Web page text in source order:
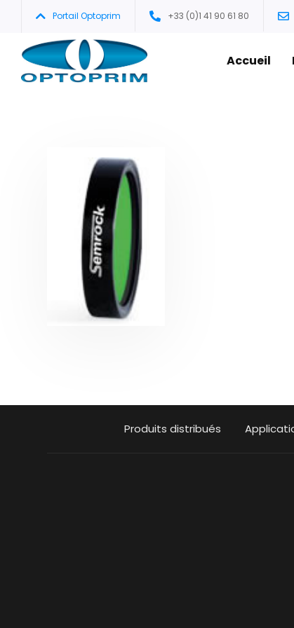
Portail Optoprim +33 (0)1 41 90 61 80
Accueil
Produits distribués